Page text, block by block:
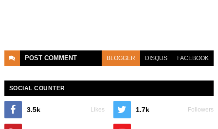
POST COMMENT BLOGGER DISQUS FACEBOOK
SOCIAL COUNTER
3.5k Likes 1.7k Followers